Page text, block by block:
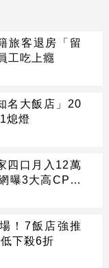
旅客退房「留
工吃上癮
名大飯店」20
熄燈
四口月入12萬
曝3大高CP值
！7飯店強推
下殺6折